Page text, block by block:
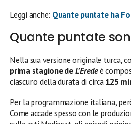
Leggi anche: Quante puntate ha
Quante puntate
Nella sua versione originale turca,
prima stagione deL’Eredeè
ciascuno della durata di circa125
Per la programmazione italiana,
Come accade spesso con le